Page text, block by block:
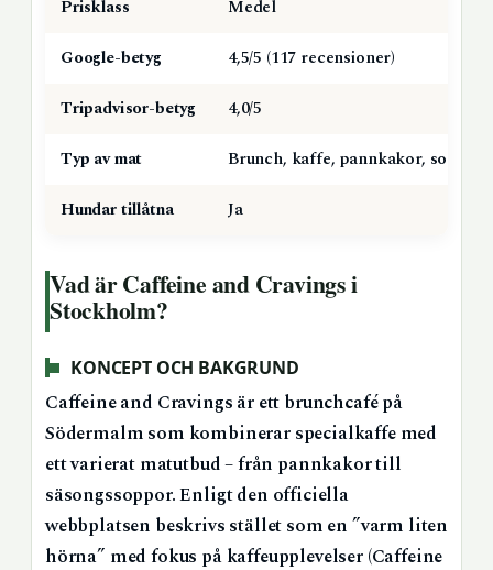
Prisklass
Medel
Google-betyg
4,5/5 (117 recensioner)
Tripadvisor-betyg
4,0/5
Typ av mat
Brunch, kaffe, pannkakor, soppor
Hundar tillåtna
Ja
Vad är Caffeine and Cravings i
Stockholm?
KONCEPT OCH BAKGRUND
Caffeine and Cravings är ett brunchcafé på
Södermalm som kombinerar specialkaffe med
ett varierat matutbud – från pannkakor till
säsongssoppor. Enligt den officiella
webbplatsen beskrivs stället som en ”varm liten
hörna” med fokus på kaffeupplevelser (Caffeine